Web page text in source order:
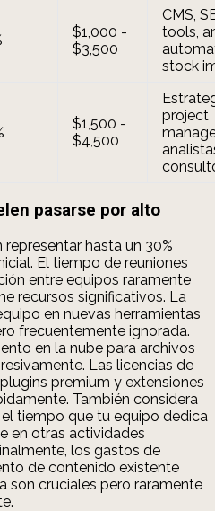
$1,000 -
$3,500
CMS,
tools,
stock
$1,500 -
$4,500
project
pasarse por alto
hasta un 30%
El tiempo de reuniones
entre equipos raramente
recursos significativos. La
en nuevas herramientas
frecuentemente ignorada.
en la nube para archivos
Las licencias de
premium y extensiones
También considera
tiempo que tu equipo dedica
en otras actividades
los gastos de
de contenido existente
son cruciales pero raramente